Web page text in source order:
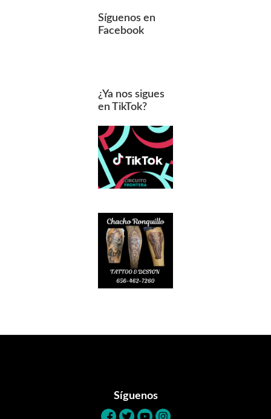
Síguenos en
Facebook
¿Ya nos sigues
en TikTok?
Síguenos